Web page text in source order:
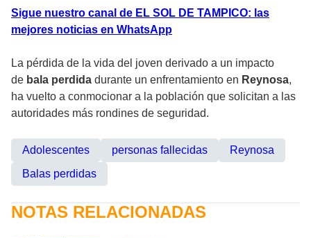
Sigue nuestro canal de EL SOL DE TAMPICO: las
mejores noticias en WhatsApp
La pérdida de la vida del joven derivado a un impacto
de bala perdida durante un enfrentamiento en Reynosa,
ha vuelto a conmocionar a la población que solicitan a las
autoridades más rondines de seguridad.
Adolescentes personas fallecidas
Reynosa
Balas perdidas
NOTAS RELACIONADAS